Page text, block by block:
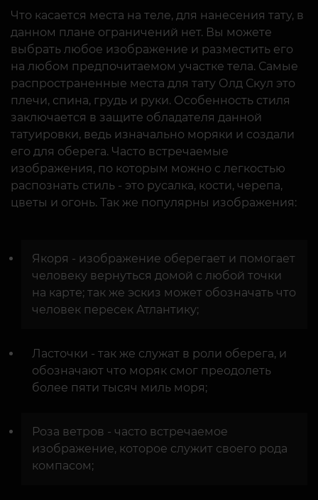
Что касается места на теле, для нанесения тату, в
данном плане ограничений нет. Вы можете
выбрать любое изображение и разместить его
на любом предпочитаемом участке тела. Самые
распространенные места для тату Олд Скул это
плечи, спина, грудь и руки. Особенность стиля
заключается в защите обладателя данной
татуировки, ведь изначально моряки и создали
его для оберега. Часто встречаемые
изображения, по которым можно с легкостью
распознать стиль - это русалка, кости, черепа,
цветы и огонь. Так же популярны изображения:
Якоря - изображение оберегает и помогает
человеку вернуться домой с любой точки
на карте; так же эскиз может обозначать что
человек пересек Атлантику;
Ласточки - так же служат в роли оберега, и
обозначают что моряк смог преодолеть
более пяти тысяч миль моря;
Роза ветров - часто встречаемое
изображение, которое служит своего рода
компасом;